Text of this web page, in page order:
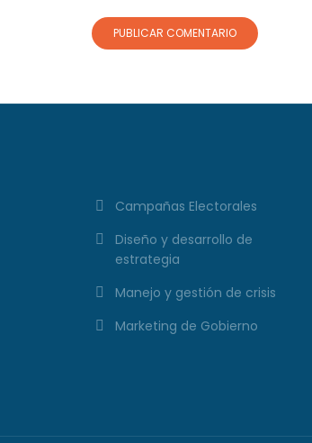
Campañas Electorales
Diseño y desarrollo de
estrategia
Manejo y gestión de crisis
Marketing de Gobierno